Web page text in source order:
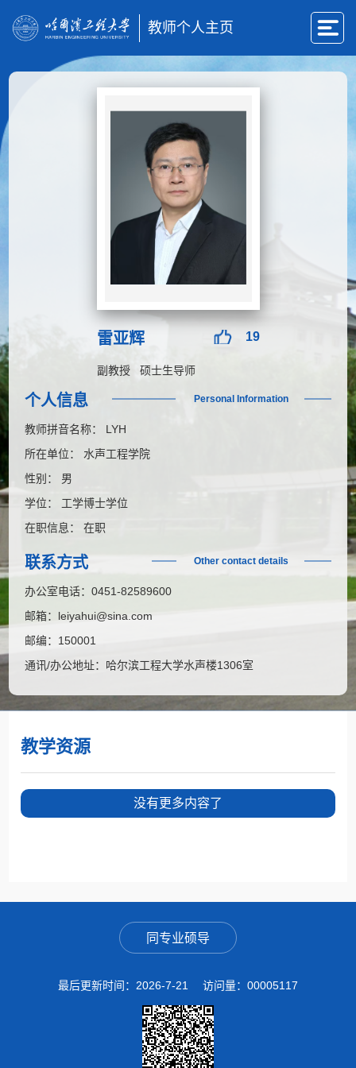
教师个人主页
雷亚辉 19
副教授 硕士生导师
个人信息 Personal Information
教师拼音名称： LYH
所在单位： 水声工程学院
性别： 男
学位： 工学博士学位
在职信息： 在职
联系方式 Other contact details
办公室电话：0451-82589600
邮箱： leiyahui@sina.com
邮编： 150001
通讯/办公地址： 哈尔滨工程大学水声楼1306室
教学资源
没有更多内容了
同专业硕导
最后更新时间： 2026-7-21 访问量： 00005117